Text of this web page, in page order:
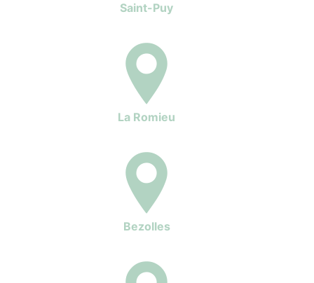
Saint-Puy
La Romieu
Bezolles